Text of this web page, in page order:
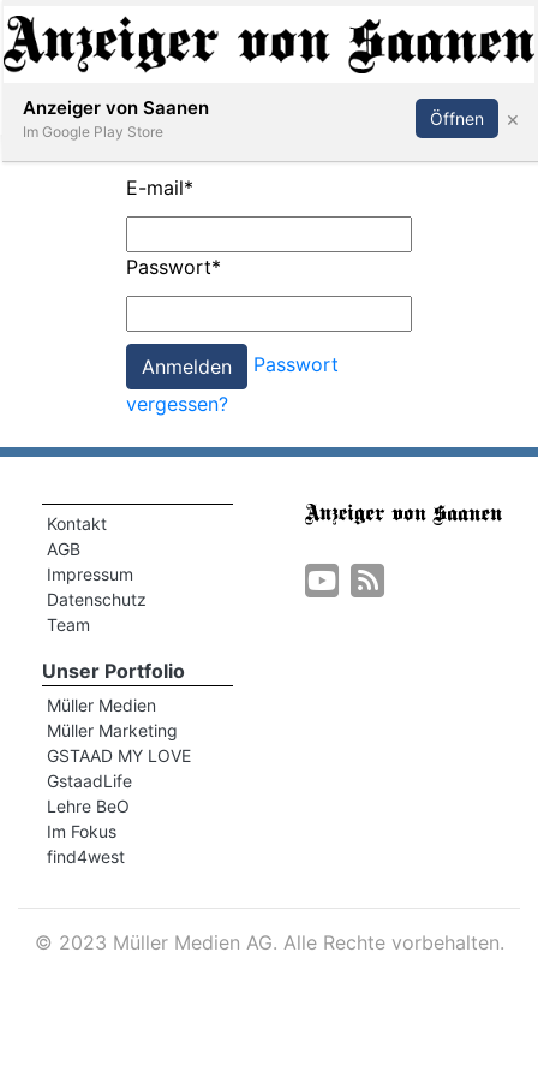
Abonnieren Anmelden
E-mail*
Passwort*
Passwort
vergessen?
Kontakt
AGB
Impressum
Datenschutz
Team
Unser Portfolio
Müller Medien
Müller Marketing
GSTAAD MY LOVE
GstaadLife
Lehre BeO
Im Fokus
find4west
© 2023 Müller Medien AG. Alle Rechte vorbehalten.
Anzeiger von Saanen
Im Google Play Store
Öffnen ×